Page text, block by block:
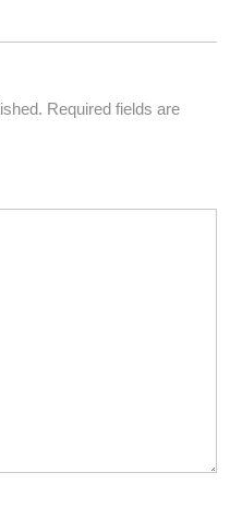
Required fields are